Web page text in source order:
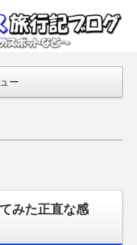
ー
みた正直な感